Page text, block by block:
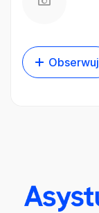
Obserwuj